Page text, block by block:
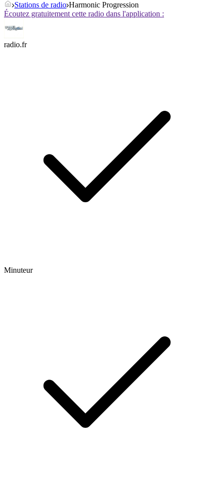
Stations de radio Harmonic Progression
Écoutez gratuitement cette radio dans l'application :
radio.fr
Minuteur